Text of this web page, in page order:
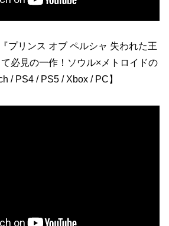
プリンス オブ ペルシャ 失われた王
必見の一作！ソウル×メトロイドの
/ PS4 / PS5 / Xbox / PC】